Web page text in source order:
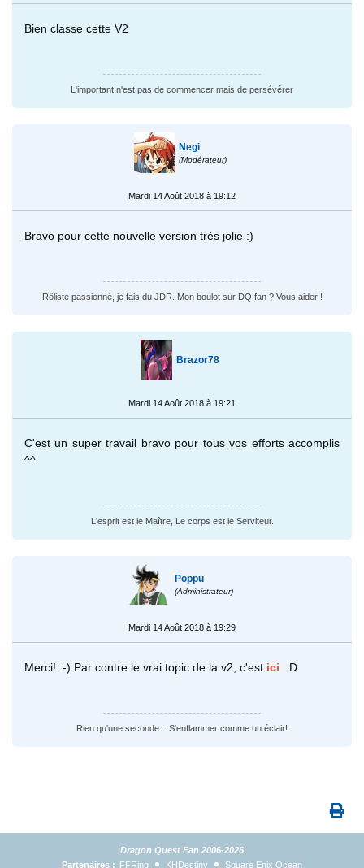
Bien classe cette V2
L'important n'est pas de commencer mais de persévérer
Negi
(Modérateur)
Mardi 14 Août 2018 à 19:12
Bravo pour cette nouvelle version très jolie :)
Rôliste passionné, je fais du JDR. Mon boulot sur DQ fan ? Vous aider !
Brazor78
Mardi 14 Août 2018 à 19:21
C'est un super travail bravo pour tous vos efforts accomplis
^^
L'esprit est le Maître, Le corps est le Serviteur.
Poppu
(Administrateur)
Mardi 14 Août 2018 à 19:29
Merci! :-) Par contre le vrai topic de la v2, c'est ici :D
Rien qu'une seconde... S'enflammer comme un éclair!
Dragon Quest Fan 2006-2026
Partenaires : FFRing KHDestiny Square Enix Ocean